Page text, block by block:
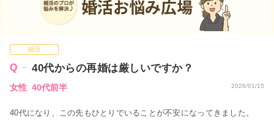
婚活お悩み広場
婚活
40代からの再婚は厳しいですか？
女性 40代前半 2026/01/15
40代になり、この先もひとりでいることが不安になってきました。